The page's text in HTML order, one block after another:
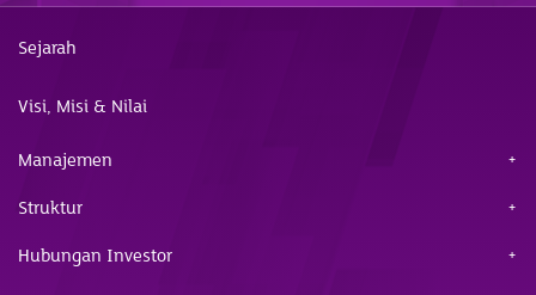
Sejarah
Visi, Misi & Nilai
Manajemen
Struktur
Hubungan Investor